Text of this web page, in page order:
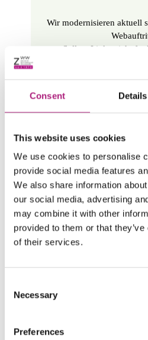
Consent Details
This website uses cookies
We use cookies to personalise
provide social media features
We also share information
our social media, advertising
may combine it with other
provided to them or that
of their services.
Selection
Necessary
Preferences
Wir modernisieren aktuell
Sollten Links nicht
Informationen fehlen,
Unser zweiter
erfolgreich zu
Die Zukunft gab es schon
Future Skills schon immer?
Überraschung. Der
Live-Befragung von ChatGPT